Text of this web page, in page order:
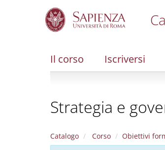
Il corso Iscriversi
Strategia e
Catalogo Corso Obiettivi